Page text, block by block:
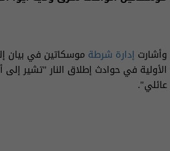
وأشارت إدارة شرطة موسكاتين في بيان
الأولية في حوادث إطلاق النار "تشير إلى
عائلي".